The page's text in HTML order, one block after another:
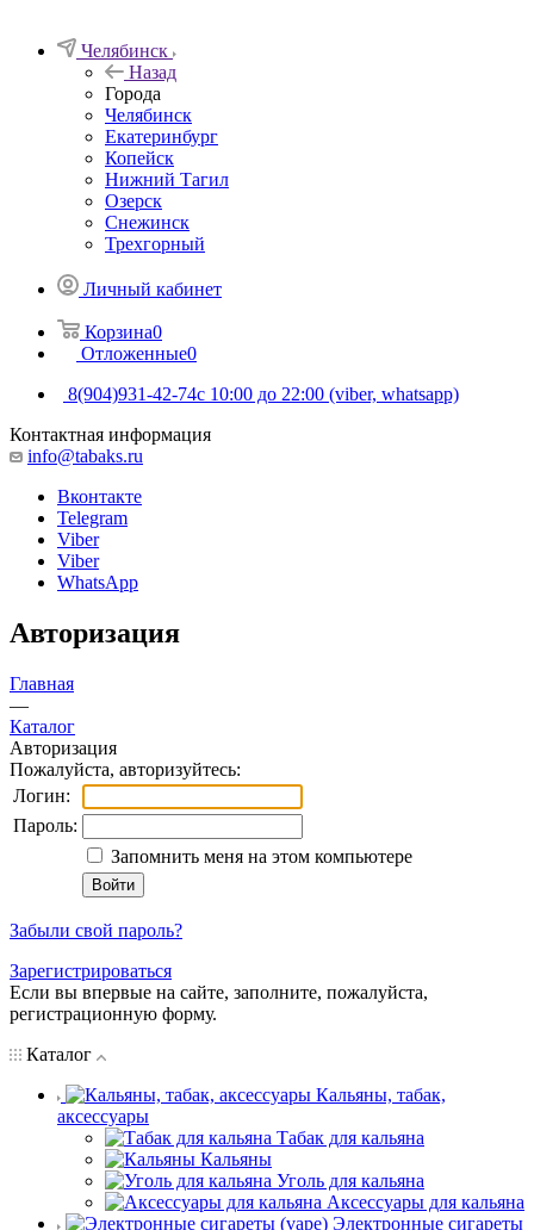
Челябинск
Назад
Города
Челябинск
Екатеринбург
Копейск
Нижний Тагил
Озерск
Снежинск
Трехгорный
Личный кабинет
Корзина0
Отложенные0
8(904)931-42-74с 10:00 до 22:00 (viber, whatsapp)
Контактная информация
info@tabaks.ru
Вконтакте
Telegram
Viber
Viber
WhatsApp
Авторизация
Главная
—
Каталог
Авторизация
Пожалуйста, авторизуйтесь:
Логин:
Пароль:
Запомнить меня на этом компьютере
Забыли свой пароль?
Зарегистрироваться
Если вы впервые на сайте, заполните, пожалуйста,
регистрационную форму.
Каталог
Кальяны, табак,
аксессуары
Табак для кальяна
Кальяны
Уголь для кальяна
Аксессуары для кальяна
Электронные сигареты